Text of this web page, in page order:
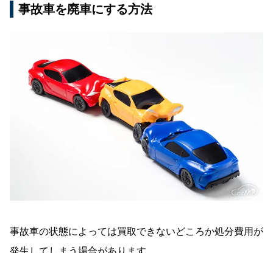
事故車を廃車にする方法
事故車の状態によっては買取できないどころか処分費用が